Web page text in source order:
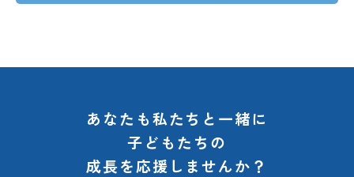
あなたも私たちと一緒に
子どもたちの
成長を応援しませんか？